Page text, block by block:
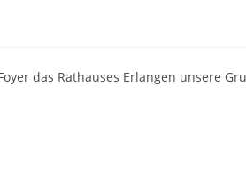
das Rathauses Erlangen unsere